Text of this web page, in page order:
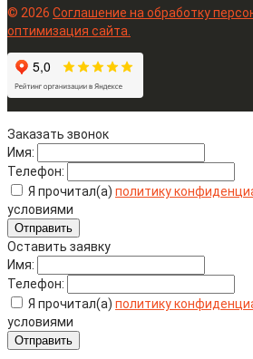
© 2026 Соглашение на обработку
оптимизация сайта.
Заказать звонок
Имя:
Телефон:
Я прочитал(а) политику
условиями
Отправить
Оставить заявку
Имя:
Телефон:
Я прочитал(а) политику
условиями
Отправить